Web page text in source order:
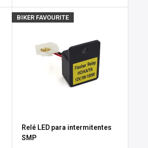
BIKER FAVOURITE
Relé LED para intermitentes
SMP